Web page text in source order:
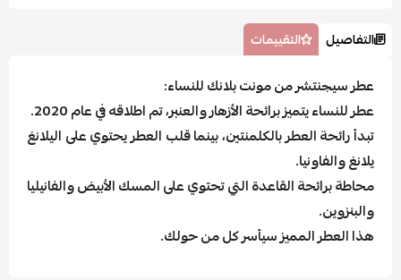
التفاصيل التقييمات
عطر سيجنتشر من مونت بلانك للنساء:
عطر للنساء يتميز برائحة الأزهار والعنبر، تم اطلاقه في عام 2020.
تبدأ رائحة العطر بالكلمنتين، بينما قلب العطر يحتوي على اليلانغ
يلانغ والفاونيا.
محاطة برائحة القاعدة التي تحتوي على المسك الأبيض والفانيليا
والبنزوين.
هذا العطر المميز سيأسر كل من حولك.